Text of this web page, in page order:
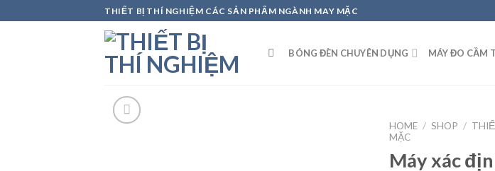
to
THIẾT BỊ THÍ NGHIỆM CÁC SẢN PHẨM NGÀNH MAY MẶC
BÓNG ĐÈN CHUYÊN DỤNG MÁY ĐO CẦM
HOME / SHOP /
MẶC
Máy xác